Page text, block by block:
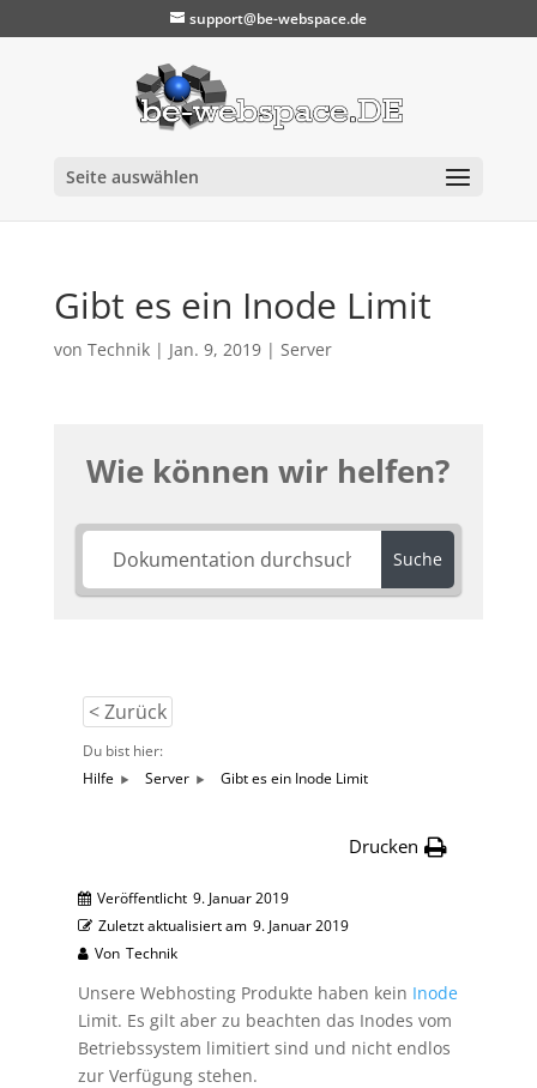
support@be-webspace.de
Seite auswählen
Gibt es ein Inode Limit
von Technik| Jan. 9, 2019| Server
Wie können wir helfen?
Suche
< Zurück
Du bist hier:
Hilfe
Server Gibt es ein Inode Limit
Drucken
Veröffentlicht 9. Januar 2019
Zuletzt aktualisiert am 9. Januar 2019
Von Technik
Unsere Webhosting Produkte haben kein Inode
Limit. Es gilt aber zu beachten das Inodes vom
Betriebssystem limitiert sind und nicht endlos
zur Verfügung stehen.